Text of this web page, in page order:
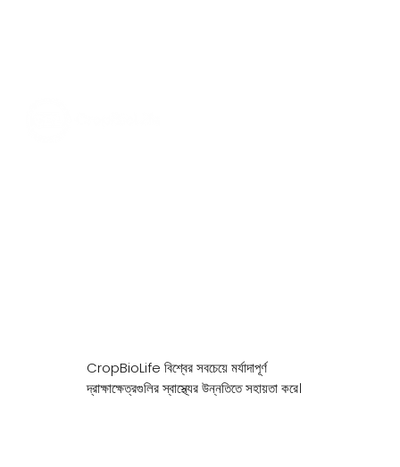
CropBioLife বিশ্বের সবচেয়ে মর্যাদাপূর্ণ
দ্রাক্ষাক্ষেত্রগুলির স্বাস্থ্যের উন্নতিতে সহায়তা করে।